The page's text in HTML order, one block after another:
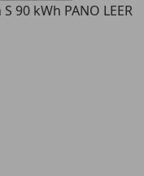
90 kWh PANO LEER